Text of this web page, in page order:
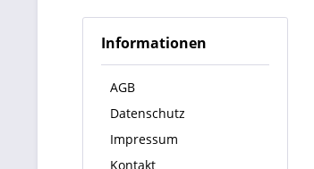
Informationen
AGB
Datenschutz
Impressum
Kontakt